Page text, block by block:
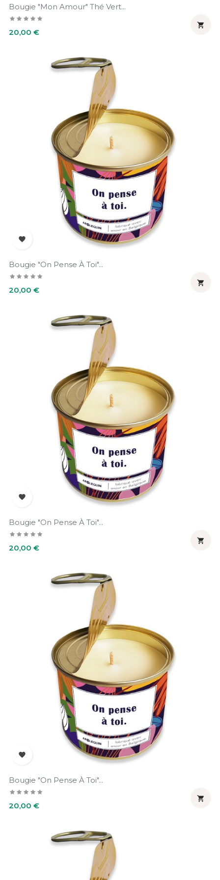
Bougie "Mon Amour" Thé Vert...
Prix
20,00 €


Bougie "On Pense À Toi"...
Prix
20,00 €


Bougie "On Pense À Toi"...
Prix
20,00 €


Bougie "On Pense À Toi"...
Prix
20,00 €
